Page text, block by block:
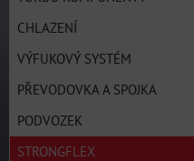
CHLAZENÍ
VÝFUKOVÝ SYSTÉM
PŘEVODOVKA A SPOJKA
PODVOZEK
STRONGFLEX